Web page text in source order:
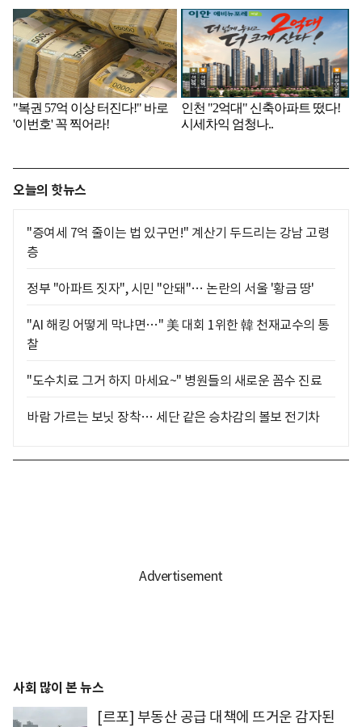
오늘의 핫뉴스
"증여세 7억 줄이는 법 있구먼!" 계산기 두드리는 강남 고령
층
정부 "아파트 짓자", 시민 "안돼"… 논란의 서울 '황금 땅'
"AI 해킹 어떻게 막냐면…" 美 대회 1위한 韓 천재교수의 통
찰
"도수치료 그거 하지 마세요~" 병원들의 새로운 꼼수 진료
바람 가르는 보닛 장착… 세단 같은 승차감의 볼보 전기차
사회 많이 본 뉴스
[르포] 부동산 공급 대책에 뜨거운 감자된